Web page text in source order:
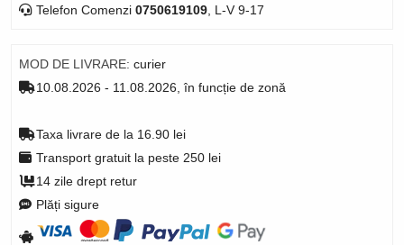
Telefon Comenzi 0750619109, L-V 9-17
MOD DE LIVRARE: curier
10.08.2026 - 11.08.2026, în funcție de zonă
Taxa livrare de la 16.90 lei
Transport gratuit la peste 250 lei
14 zile drept retur
Plăți sigure